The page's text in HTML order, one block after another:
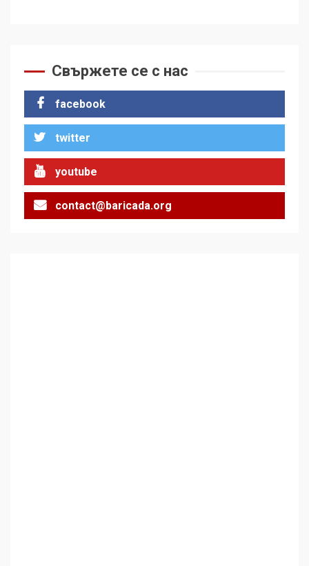
Свържете се с нас
facebook
twitter
youtube
contact@baricada.org